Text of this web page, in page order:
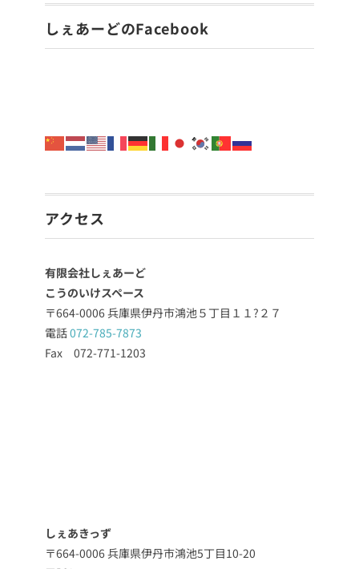
しぇあーどのFacebook
アクセス
有限会社しぇあーど
こうのいけスペース
〒664-0006 兵庫県伊丹市鴻池５丁目１１?２７
電話072-785-7873
Fax 072-771-1203
しぇあきっず
〒664-0006 兵庫県伊丹市鴻池5丁目10-20